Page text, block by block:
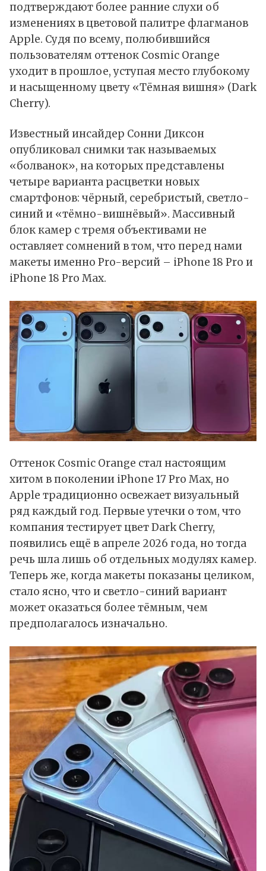
подтверждают более ранние слухи об
изменениях в цветовой палитре флагманов
Apple. Судя по всему, полюбившийся
пользователям оттенок Cosmic Orange
уходит в прошлое, уступая место глубокому
и насыщенному цвету «Тёмная вишня» (Dark
Cherry).
Известный инсайдер Сонни Диксон
опубликовал снимки так называемых
«болванок», на которых представлены
четыре варианта расцветки новых
смартфонов: чёрный, серебристый, светло-
синий и «тёмно-вишнёвый». Массивный
блок камер с тремя объективами не
оставляет сомнений в том, что перед нами
макеты именно Pro-версий – iPhone 18 Pro и
iPhone 18 Pro Max.
Оттенок Cosmic Orange стал настоящим
хитом в поколении iPhone 17 Pro Max, но
Apple традиционно освежает визуальный
ряд каждый год. Первые утечки о том, что
компания тестирует цвет Dark Cherry,
появились ещё в апреле 2026 года, но тогда
речь шла лишь об отдельных модулях камер.
Теперь же, когда макеты показаны целиком,
стало ясно, что и светло-синий вариант
может оказаться более тёмным, чем
предполагалось изначально.